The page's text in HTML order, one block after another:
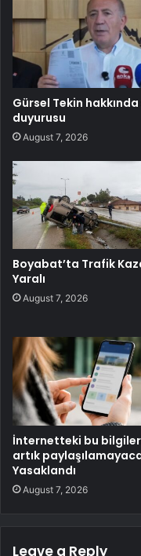
Gürsel Tekin
duyurusu
August 7, 2026
Boyabat’ta Trafik
Yaralı
August 7, 2026
İnternetteki bu
artık
Yasaklandı
August 7, 2026
Leave a Reply